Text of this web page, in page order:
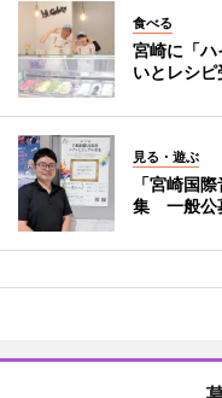
食べる
宮崎に「
いとレシピ
見る・遊ぶ
「宮崎国
集 一般公